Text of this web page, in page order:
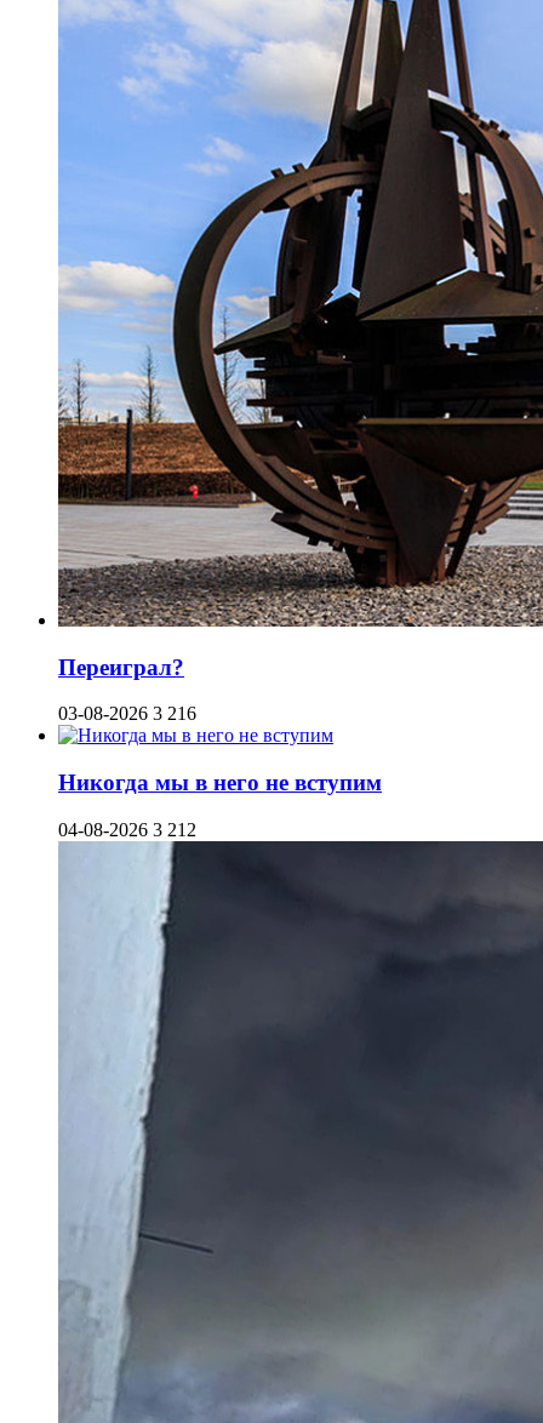
Переиграл?
03-08-2026 3 216
Никогда мы в него не вступим
04-08-2026 3 212